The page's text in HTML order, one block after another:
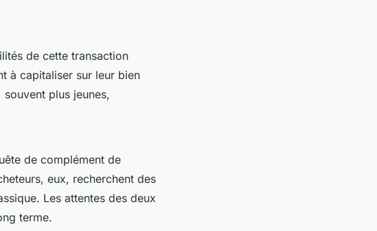
de cette transaction
à capitaliser sur leur bien
souvent plus jeunes,
de complément de
eux, recherchent des
Les attentes des deux
terme.